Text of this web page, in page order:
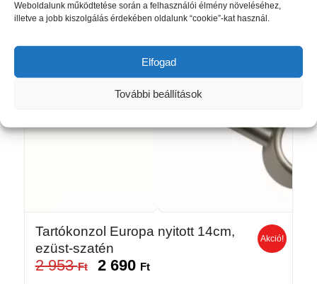
Weboldalunk működtetése során a felhasználói élmény növeléséhez,
illetve a jobb kiszolgálás érdekében oldalunk “cookie”-kat használ.
Elfogad
További beállítások
Tartókonzol Europa nyitott 14cm,
ezüst-szatén
2 953Ft
Original
2 690 FtCurrent
Akció!